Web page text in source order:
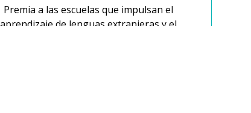
Premia a las escuelas que impulsan el
aprendizaje de lenguas extranjeras y el